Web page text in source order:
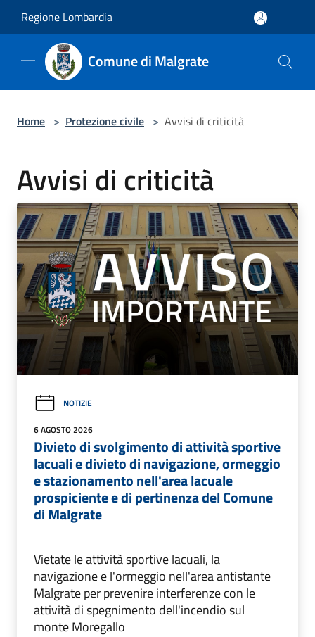
Regione Lombardia
Comune di Malgrate
Home > Protezione civile > Avvisi di criticità
Avvisi di criticità
NOTIZIE
6 AGOSTO 2026
Divieto di svolgimento di attività sportive
lacuali e divieto di navigazione, ormeggio
e stazionamento nell'area lacuale
prospiciente e di pertinenza del Comune
di Malgrate
Vietate le attività sportive lacuali, la
navigazione e l'ormeggio nell'area antistante
Malgrate per prevenire interferenze con le
attività di spegnimento dell'incendio sul
monte Moregallo